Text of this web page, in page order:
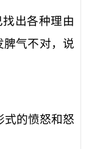
出各种理由
气不对，说
式的愤怒和怒